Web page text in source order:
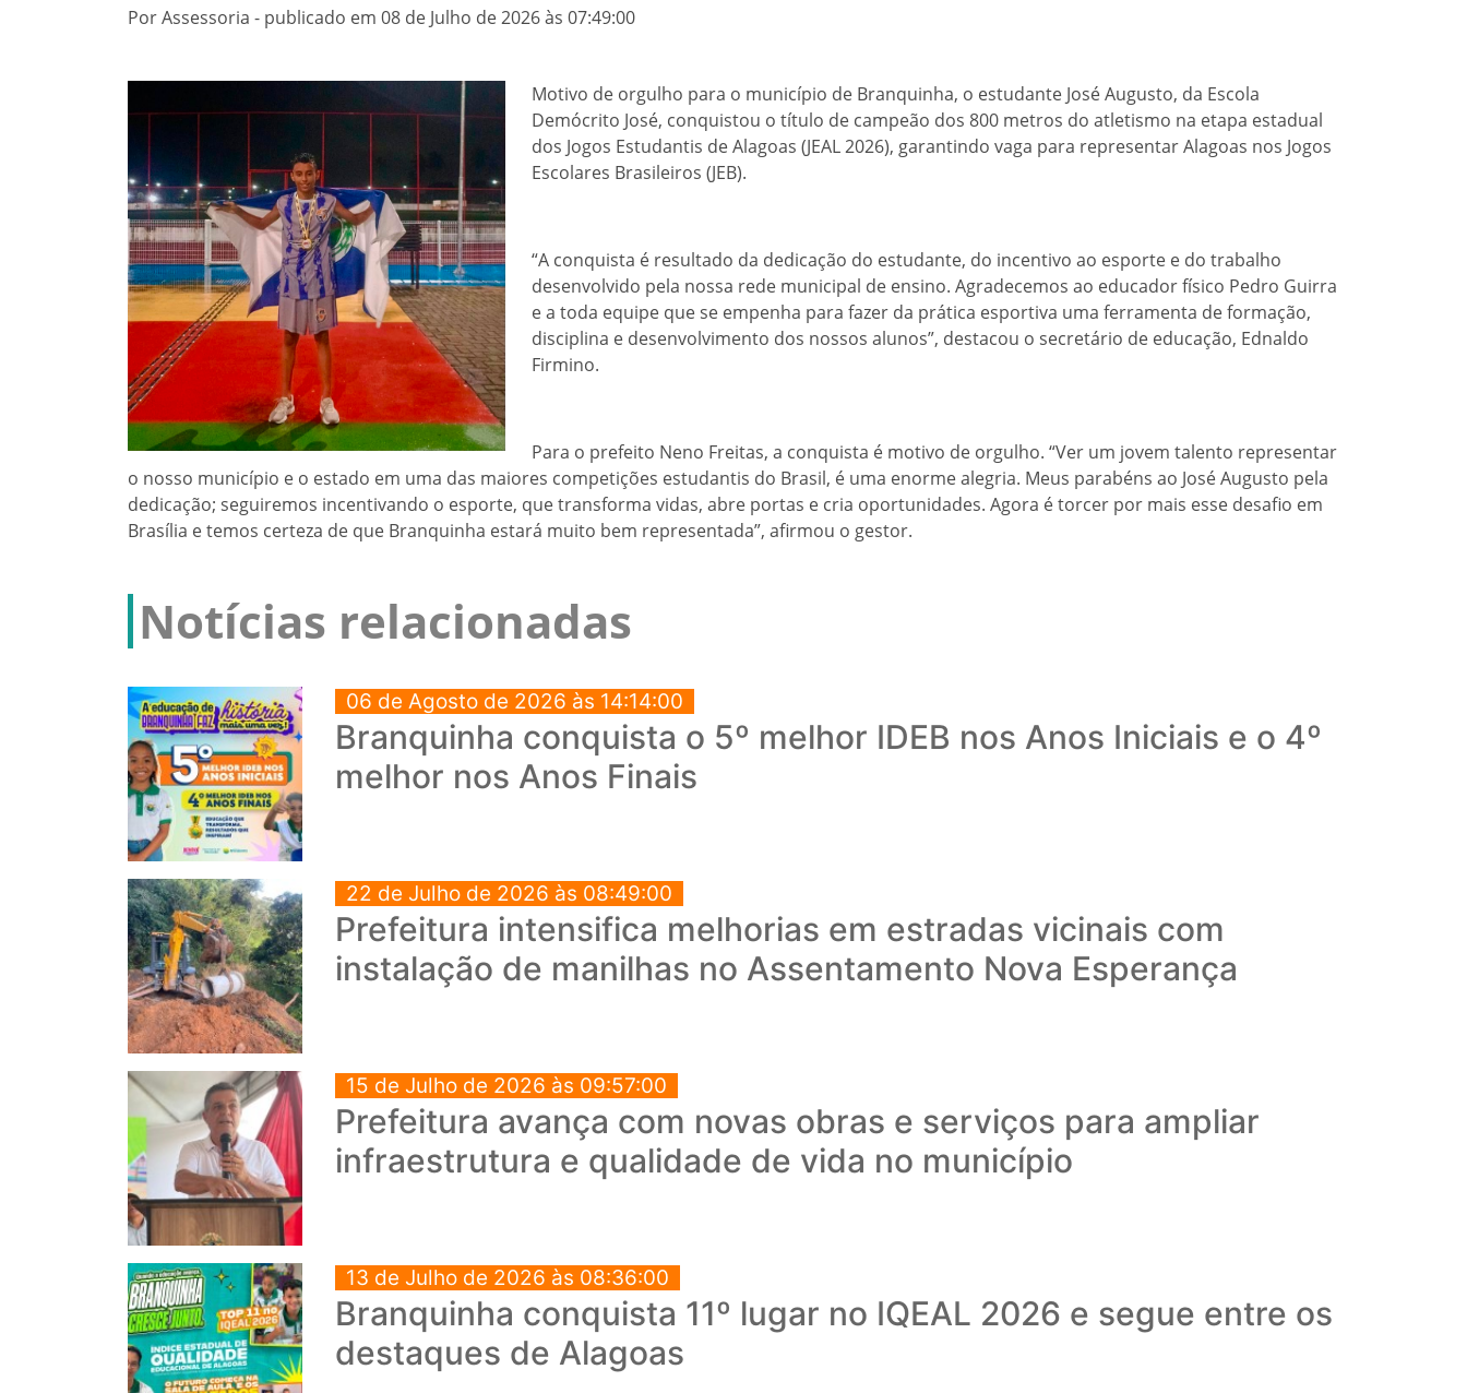
Por Assessoria - publicado em 08 de Julho de 2026 às 07:49:00
Motivo de orgulho para o município de Branquinha, o estudante José Augusto, da Escola
Demócrito José, conquistou o título de campeão dos 800 metros do atletismo na etapa estadual
dos Jogos Estudantis de Alagoas (JEAL 2026), garantindo vaga para representar Alagoas nos Jogos
Escolares Brasileiros (JEB).
“A conquista é resultado da dedicação do estudante, do incentivo ao esporte e do trabalho
desenvolvido pela nossa rede municipal de ensino. Agradecemos ao educador físico Pedro Guirra
e a toda equipe que se empenha para fazer da prática esportiva uma ferramenta de formação,
disciplina e desenvolvimento dos nossos alunos”, destacou o secretário de educação, Ednaldo
Firmino.
Para o prefeito Neno Freitas, a conquista é motivo de orgulho. “Ver um jovem talento representar
o nosso município e o estado em uma das maiores competições estudantis do Brasil, é uma enorme alegria. Meus parabéns ao José Augusto pela
dedicação; seguiremos incentivando o esporte, que transforma vidas, abre portas e cria oportunidades. Agora é torcer por mais esse desafio em
Brasília e temos certeza de que Branquinha estará muito bem representada”, afirmou o gestor.
Notícias relacionadas
06 de Agosto de 2026 às 14:14:00
Branquinha conquista o 5º melhor IDEB nos Anos Iniciais e o 4º
melhor nos Anos Finais
22 de Julho de 2026 às 08:49:00
Prefeitura intensifica melhorias em estradas vicinais com
instalação de manilhas no Assentamento Nova Esperança
15 de Julho de 2026 às 09:57:00
Prefeitura avança com novas obras e serviços para ampliar
infraestrutura e qualidade de vida no município
13 de Julho de 2026 às 08:36:00
Branquinha conquista 11º lugar no IQEAL 2026 e segue entre os
destaques de Alagoas